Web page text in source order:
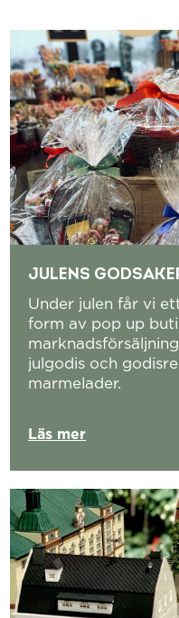
JULENS
Under julen får vi
form av pop up
julgodis och
marmelader.
Läs mer